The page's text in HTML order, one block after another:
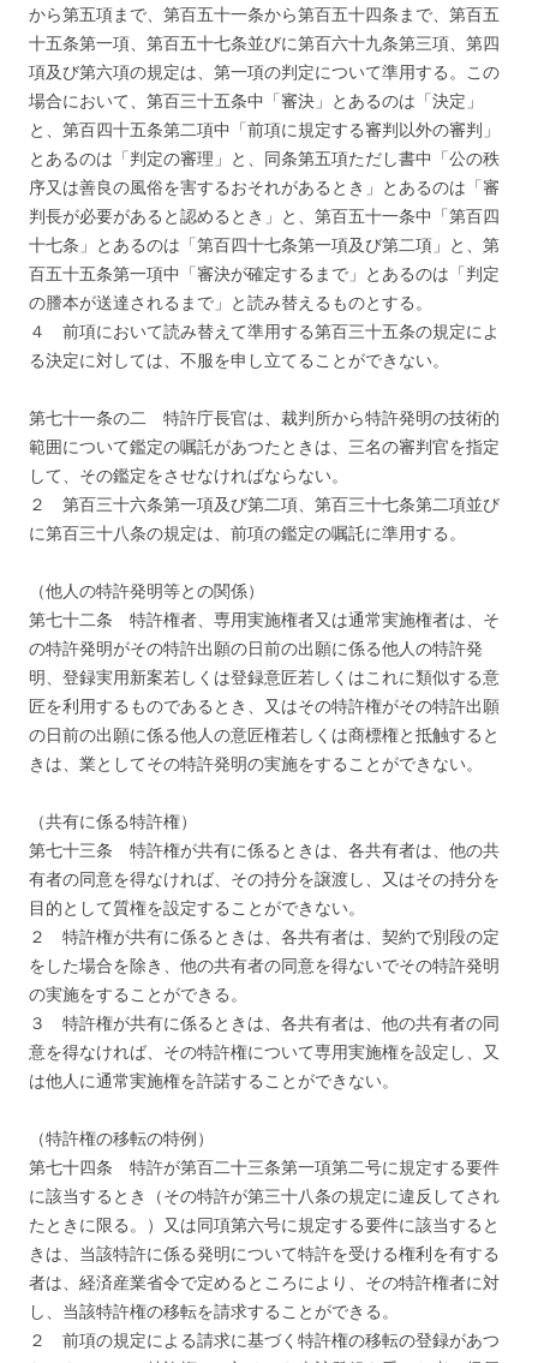
から第五項まで、第百五十一条から第百五十四条まで、第百五
十五条第一項、第百五十七条並びに第百六十九条第三項、第四
項及び第六項の規定は、第一項の判定について準用する。この
場合において、第百三十五条中「審決」とあるのは「決定」
と、第百四十五条第二項中「前項に規定する審判以外の審判」
とあるのは「判定の審理」と、同条第五項ただし書中「公の秩
序又は善良の風俗を害するおそれがあるとき」とあるのは「審
判長が必要があると認めるとき」と、第百五十一条中「第百四
十七条」とあるのは「第百四十七条第一項及び第二項」と、第
百五十五条第一項中「審決が確定するまで」とあるのは「判定
の謄本が送達されるまで」と読み替えるものとする。
４ 前項において読み替えて準用する第百三十五条の規定によ
る決定に対しては、不服を申し立てることができない。
第七十一条の二 特許庁長官は、裁判所から特許発明の技術的
範囲について鑑定の嘱託があつたときは、三名の審判官を指定
して、その鑑定をさせなければならない。
２ 第百三十六条第一項及び第二項、第百三十七条第二項並び
に第百三十八条の規定は、前項の鑑定の嘱託に準用する。
（他人の特許発明等との関係）
第七十二条 特許権者、専用実施権者又は通常実施権者は、そ
の特許発明がその特許出願の日前の出願に係る他人の特許発
明、登録実用新案若しくは登録意匠若しくはこれに類似する意
匠を利用するものであるとき、又はその特許権がその特許出願
の日前の出願に係る他人の意匠権若しくは商標権と抵触すると
きは、業としてその特許発明の実施をすることができない。
（共有に係る特許権）
第七十三条 特許権が共有に係るときは、各共有者は、他の共
有者の同意を得なければ、その持分を譲渡し、又はその持分を
目的として質権を設定することができない。
２ 特許権が共有に係るときは、各共有者は、契約で別段の定
をした場合を除き、他の共有者の同意を得ないでその特許発明
の実施をすることができる。
３ 特許権が共有に係るときは、各共有者は、他の共有者の同
意を得なければ、その特許権について専用実施権を設定し、又
は他人に通常実施権を許諾することができない。
（特許権の移転の特例）
第七十四条 特許が第百二十三条第一項第二号に規定する要件
に該当するとき（その特許が第三十八条の規定に違反してされ
たときに限る。）又は同項第六号に規定する要件に該当すると
きは、当該特許に係る発明について特許を受ける権利を有する
者は、経済産業省令で定めるところにより、その特許権者に対
し、当該特許権の移転を請求することができる。
２ 前項の規定による請求に基づく特許権の移転の登録があつ